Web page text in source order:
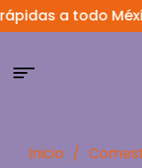
a todo México
Inicio /